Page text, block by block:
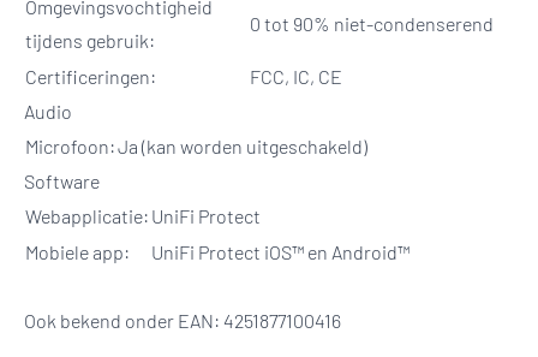
Omgevingsvochtigheid
tijdens gebruik:
0 tot 90% niet-condenserend
Certificeringen:
FCC, IC, CE
Audio
Microfoon:Ja (kan worden uitgeschakeld)
Software
Webapplicatie: UniFi Protect
Mobiele app:
UniFi Protect iOS™ en Android™
Ook bekend onder EAN: 4251877100416